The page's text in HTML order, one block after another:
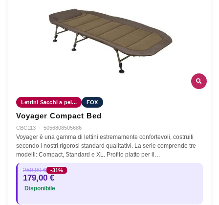
Lettini Sacchi a pel... FOX
Voyager Compact Bed
CBC113 · 5056808505686
Voyager è una gamma di lettini estremamente confortevoli, costruiti
secondo i nostri rigorosi standard qualitativi. La serie comprende tre
modelli: Compact, Standard e XL. Profilo piatto per il…
259,99 € -31%
179,00 €
Disponibile